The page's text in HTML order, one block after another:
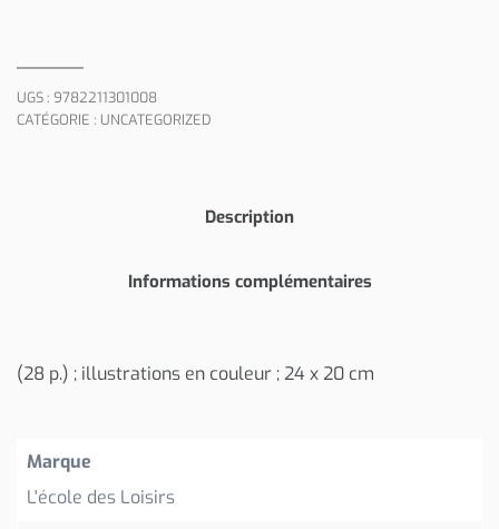
UGS : 9782211301008
CATÉGORIE : UNCATEGORIZED
Description
Informations complémentaires
(28 p.) ; illustrations en couleur ; 24 x 20 cm
Marque
L'école des Loisirs